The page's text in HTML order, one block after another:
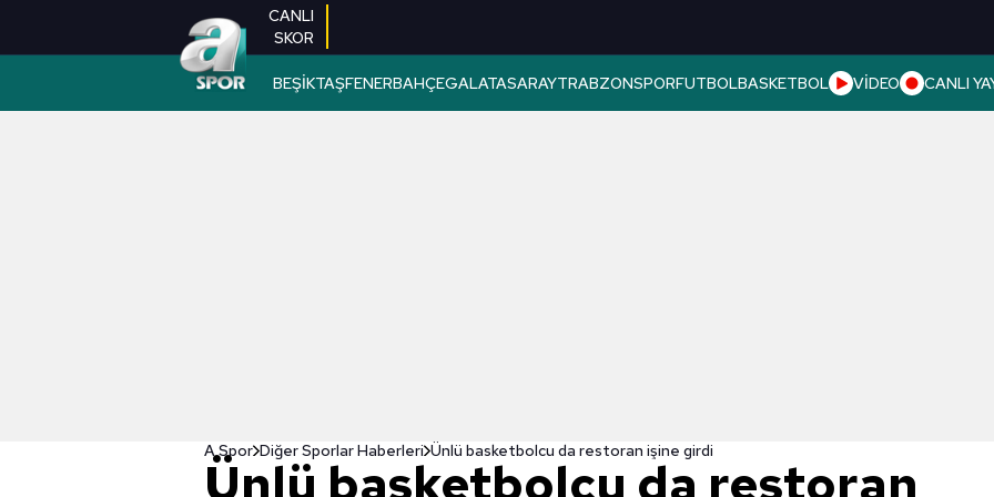
CANLI
SKOR
BEŞİKTAŞFENERBAHÇEGALATASARAYTRABZONSPORFUTBOLBASKETBOL VİDEO CANLI
A Spor Diğer Sporlar Haberleri Ünlü basketbolcu da restoran işine girdi
Ünlü basketbolcu da restoran